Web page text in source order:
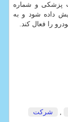
اطلاعات پزشکی و شماره
داده شود و به
را فعال کند.
شركت